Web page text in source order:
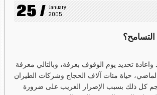
25 / January
2005
واعادة تحديد يوم الوقوف بعرفة، وبالتالي معرفة
حياة مئات آلاف الحجاج وشركات الطيران
كل ذلك بسبب الإصرار الغريب على ضرورة